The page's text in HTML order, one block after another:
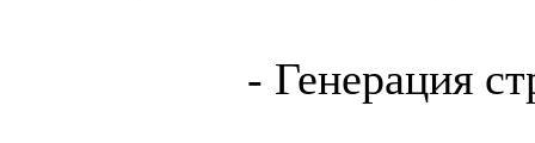
- Генерация